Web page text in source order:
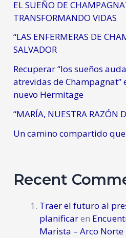
EL SUEÑO DE
TRANSFORMANDO VIDAS
“LAS ENFERMERAS DE
SALVADOR
Recuperar “los sueños
atrevidas de Champagnat”
nuevo Hermitage
“MARÍA, NUESTRA RAZÓN
Un camino compartido
Recent
Traer el futuro al
planificaren
Marista – Arco Norte